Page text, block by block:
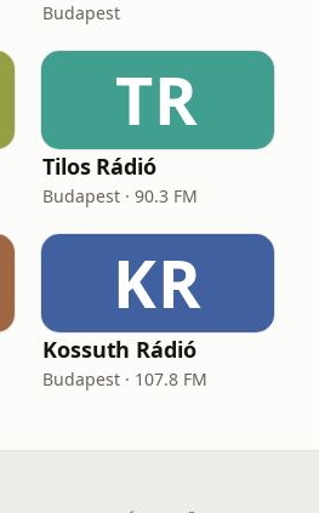
Budapest
TR
Tilos Rádió
Budapest · 90.3 FM
KR
Kossuth Rádió
Budapest · 107.8 FM